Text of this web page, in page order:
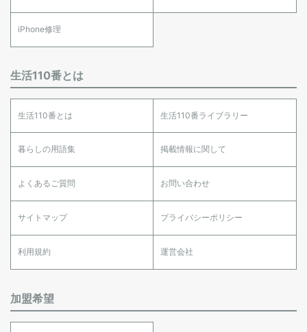
iPhone修理
生活110番とは
生活110番とは 生活110番ライブラリー
暮らしの用語集 掲載情報に関して
よくあるご質問 お問い合わせ
サイトマップ プライバシーポリシー
利用規約 運営会社
加盟希望